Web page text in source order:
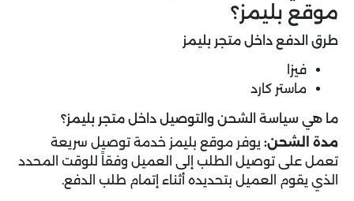
موقع بليمز؟
طرق الدفع داخل متجر بليمز
فيزا
ماستر كارد
ما هي سياسة الشحن والتوصيل داخل متجر بليمز؟
مدة الشحن: يوفر موقع بليمز خدمة توصيل سريعة
تعمل على توصيل الطلب إلى العميل وفقاً للوقت المحدد
الذي يقوم العميل بتحديده أثناء إتمام طلب الدفع.